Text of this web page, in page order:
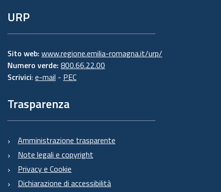
URP
Sito web: www.regione.emilia-romagna.it/urp/
Numero verde: 800.66.22.00
Scrivici: e-mail - PEC
Trasparenza
Amministrazione trasparente
Note legali e copyright
Privacy e Cookie
Dichiarazione di accessibilità